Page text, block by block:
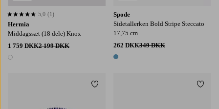
Hermia
Middagssæt (18 dele) Knox
1 759 DKK2 199 DKK
1 farve
5,0 baseret på 1 bedømmelser
5,0 (1)
Spode
Sidetallerken Bold Stripe Steccato
17,75 cm
262 DKK349 DKK
1 farve
Tilføj til favoritter